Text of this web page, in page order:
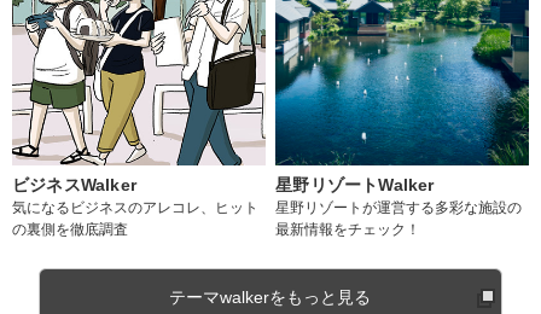
ビジネスWalker
気になるビジネスのアレコレ、ヒット
の裏側を徹底調査
星野リゾートWalker
星野リゾートが運営する多彩な施設の
最新情報をチェック！
テーマwalkerをもっと見る